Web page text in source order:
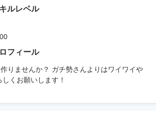
ルレベル
フィール
りませんか？ ガチ勢さんよりはワイワイや
くお願いします！